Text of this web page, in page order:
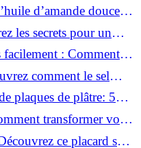
d’amande douce :
les secrets pour un
facilement : Comment
clin d'œil !
comment le sel
plaques de plâtre: 5
les fissures!
transformer votre
ce placard sous